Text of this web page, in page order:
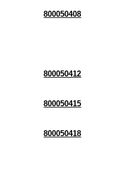
800050408
800050412
800050415
800050418